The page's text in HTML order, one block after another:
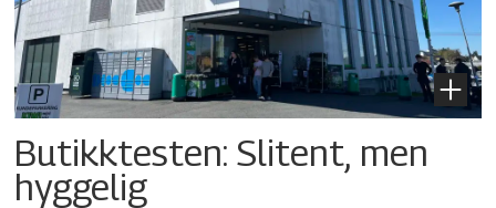
Butikktesten: Slitent, men
hyggelig